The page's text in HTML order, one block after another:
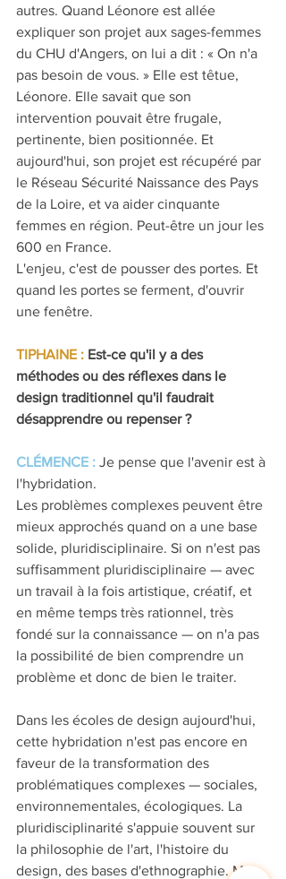
autres. Quand Léonore est allée
expliquer son projet aux sages-femmes
du CHU d'Angers, on lui a dit : « On n'a
pas besoin de vous. » Elle est têtue,
Léonore. Elle savait que son
intervention pouvait être frugale,
pertinente, bien positionnée. Et
aujourd'hui, son projet est récupéré par
le Réseau Sécurité Naissance des Pays
de la Loire, et va aider cinquante
femmes en région. Peut-être un jour les
600 en France.
L'enjeu, c'est de pousser des portes. Et
quand les portes se ferment, d'ouvrir
une fenêtre.
TIPHAINE : Est-ce qu'il y a des
méthodes ou des réflexes dans le
design traditionnel qu'il faudrait
désapprendre ou repenser ?
CLÉMENCE : Je pense que l'avenir est à
l'hybridation.
Les problèmes complexes peuvent être
mieux approchés quand on a une base
solide, pluridisciplinaire. Si on n'est pas
suffisamment pluridisciplinaire — avec
un travail à la fois artistique, créatif, et
en même temps très rationnel, très
fondé sur la connaissance — on n'a pas
la possibilité de bien comprendre un
problème et donc de bien le traiter.
Dans les écoles de design aujourd'hui,
cette hybridation n'est pas encore en
faveur de la transformation des
problématiques complexes — sociales,
environnementales, écologiques. La
pluridisciplinarité s'appuie souvent sur
la philosophie de l'art, l'histoire du
design, des bases d'ethnographie. Mais